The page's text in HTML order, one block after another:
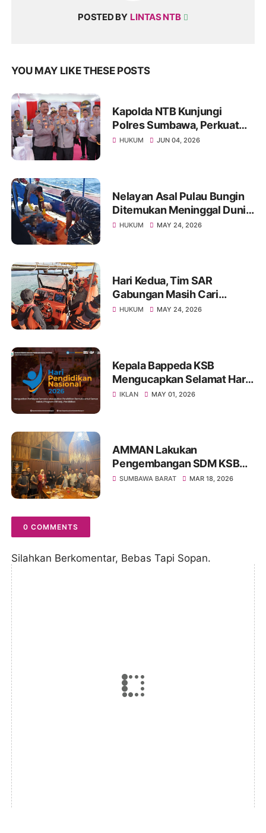
POSTED BY LINTAS NTB
YOU MAY LIKE THESE POSTS
Kapolda NTB Kunjungi
Polres Sumbawa, Perkuat
Pengawasan Internal dan
HUKUM JUN 04, 2026
Nelayan Asal Pulau Bungin
Ditemukan Meninggal Dunia
di Pantai Kertasari
HUKUM MAY 24, 2026
Hari Kedua, Tim SAR
Gabungan Masih Cari
Nelayan Lansia yang Hilang
HUKUM MAY 24, 2026
Kepala Bappeda KSB
Mengucapkan Selamat Hari
Pendidikan Nasional 2026
IKLAN MAY 01, 2026
AMMAN Lakukan
Pengembangan SDM KSB
Melalui Program Beasiswa
SUMBAWA BARAT MAR 18, 2026
0 COMMENTS
Silahkan Berkomentar, Bebas Tapi Sopan.